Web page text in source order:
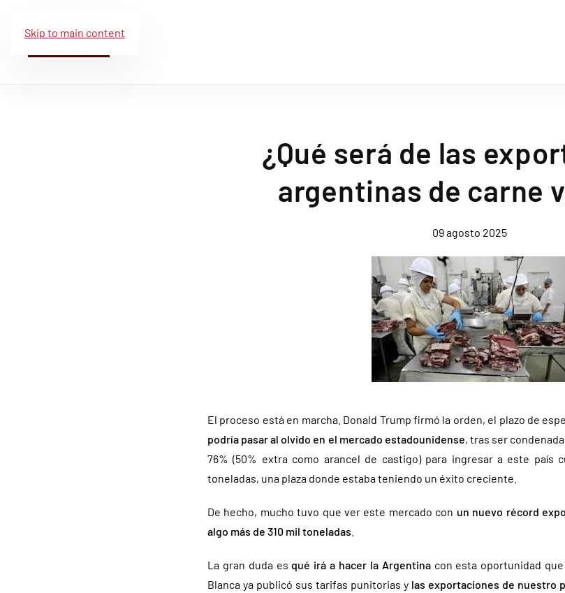
Skip to main content
¿Qué será de las
argentinas de carne
09 agosto 2025
El proceso está en marcha. Donald Trump firmó la orden, el plazo de
podría pasar al olvido en el mercado estadounidense, tras ser
76% (50% extra como arancel de castigo) para ingresar a este país
toneladas, una plaza donde estaba teniendo un éxito creciente.
De hecho, mucho tuvo que ver este mercado con un nuevo récord
algo más de 310 mil toneladas
La gran duda es qué irá a hacer la Argentinacon esta oportunidad
Blanca ya publicó sus tarifas punitorias y las exportaciones de nuestro